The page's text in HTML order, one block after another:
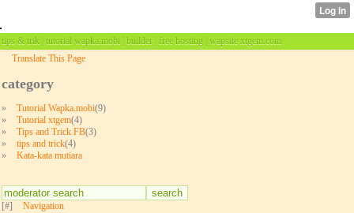
tips & trik | tutorial wapka.mobi | builder | free hosting | wapsite xtgem.com
Translate This Page
category
» Tutorial Wapka.mobi(9)
»
Tutorial xtgem(4)
»
Tips and Trick FB(3)
»
tips and trick(4)
»
Kata-kata mutiara
[#] Navigation